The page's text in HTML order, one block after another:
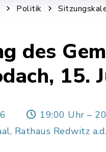
Politik
des
15.
19:00 Uhr –
Rathaus Redwitz